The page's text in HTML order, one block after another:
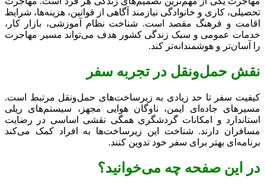
تحصیلی، کاری و خانوادگی نیازمند آگاهی از قوانین، هزینه‌ها، شرایط
اقامت و فرهنگ مقصد است. شناخت نظام آموزشی، بازار کار،
خدمات عمومی و سبک زندگی کشور هدف می‌تواند مسیر مهاجرت
را آسان‌تر و هوشمندانه‌تر کند.
نقش حمل‌ونقل در تجربه سفر
کیفیت سفر تا حد زیادی به زیرساخت‌های حمل‌ونقل مرتبط است.
مسیرهای جاده‌ای ایمن، ناوگان هوایی مجهز، سیستم‌های ریلی
استاندارد و امکانات گردشگری همگی نقشی اساسی در رضایت
مسافران دارند. شناخت این زیرساخت‌ها به افراد کمک می‌کند
برنامه‌ای بهتر برای سفر خود تدوین کنند.
در این صفحه چه می‌خوانید؟